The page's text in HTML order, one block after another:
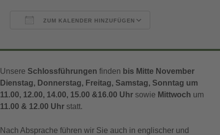
ZUM KALENDER HINZUFÜGEN
Unsere Schlossführungen finden bis Mitte November
Dienstag, Donnerstag, Freitag, Samstag, Sonntag um
11.00, 12.00, 14.00, 15.00 &16.00 Uhr sowie Mittwoch um
11.00 & 12.00 Uhr statt.
Nach Absprache führen wir Sie auch in englischer und